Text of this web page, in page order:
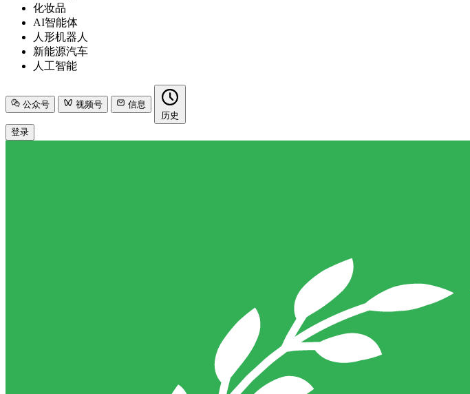
化妆品
AI智能体
人形机器人
新能源汽车
人工智能
公众号 视频号
信息
历史
登录